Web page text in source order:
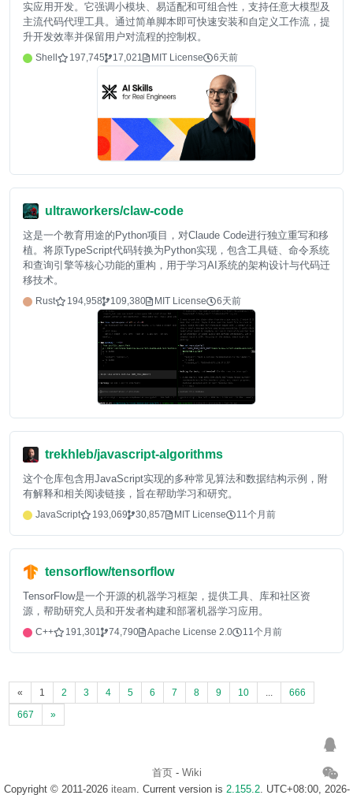
实应用开发。它强调小模块、易适配和可组合性，支持任意大模型及
主流代码代理工具。通过简单脚本即可快速安装和自定义工作流，提
升开发效率并保留用户对流程的控制权。
Shell 197,745 17,021 MIT License 6天前
ultraworkers/claw-code
这是一个教育用途的Python项目，对Claude Code进行独立重写和移
植。将原TypeScript代码转换为Python实现，包含工具链、命令系统
和查询引擎等核心功能的重构，用于学习AI系统的架构设计与代码迁
移技术。
Rust 194,958 109,380 MIT License 6天前
trekhleb/javascript-algorithms
这个仓库包含用JavaScript实现的多种常见算法和数据结构示例，附
有解释和相关阅读链接，旨在帮助学习和研究。
JavaScript 193,069 30,857 MIT License 11个月前
tensorflow/tensorflow
TensorFlow是一个开源的机器学习框架，提供工具、库和社区资
源，帮助研究人员和开发者构建和部署机器学习应用。
C++ 191,301 74,790 Apache License 2.0 11个月前
« 1 2 3 4 5 6 7 8 9 10 ...
666
667
»
首页- Wiki
Copyright © 2011-2026 iteam . Current version is 2.155.2. UTC+08:00, 2026-